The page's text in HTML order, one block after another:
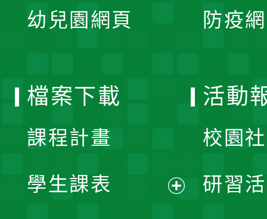
幼兒園網頁 防疫
檔案下載
課程計畫
學生課表
活動
校園
研習